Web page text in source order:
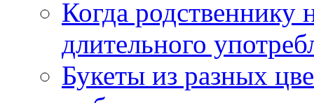
Когда
длительного
Букеты из разных